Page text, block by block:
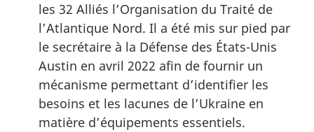
les 32 Alliés l’Organisation du Traité de
l’Atlantique Nord. Il a été mis sur pied par
le secrétaire à la Défense des États-Unis
Austin en avril 2022 afin de fournir un
mécanisme permettant d’identifier les
besoins et les lacunes de l’Ukraine en
matière d’équipements essentiels.